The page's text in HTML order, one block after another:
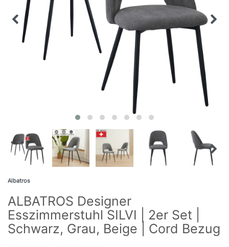
Albatros
ALBATROS Designer
Esszimmerstuhl SILVI | 2er Set |
Schwarz, Grau, Beige | Cord Bezug